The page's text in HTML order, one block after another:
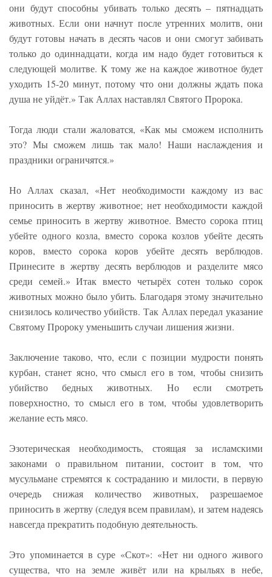
они будут способны убивать только десять – пятнадцать
животных. Если они начнут после утренних молитв, они
будут готовы начать в десять часов и они смогут забивать
только до одиннадцати, когда им надо будет готовиться к
следующей молитве. К тому же на каждое животное будет
уходить 15-20 минут, потому что они должны ждать пока
душа не уйдёт.» Так Аллах наставлял Святого Пророка.
Тогда люди стали жаловатся, «Как мы сможем исполнить
это? Мы сможем лишь так мало! Наши наслаждения и
праздники ограничятся.»
Но Аллах сказал, «Нет необходимости каждому из вас
приносить в жертву животное; нет необходимости каждой
семье приносить в жертву животное. Вместо сорока птиц
убейте одного козла, вместо сорока козлов убейте десять
коров, вместо сорока коров убейте десять верблюдов.
Принесите в жертву десять верблюдов и разделите мясо
среди семей.» Итак вместо четырёх сотен только сорок
животных можно было убить. Благодаря этому значительно
снизилось количество убийств. Так Аллах передал указание
Святому Пророку уменьшить случаи лишения жизни.
Заключение таково, что, если с позиции мудрости понять
курбан, станет ясно, что смысл его в том, чтобы снизить
убийство бедных животных. Но если смотреть
поверхностно, то смысл его в том, чтобы удовлетворить
желание есть мясо.
Эзотерическая необходимость, стоящая за исламскими
законами о правильном питании, состоит в том, что
мусульмане стремятся к состраданию и милости, в первую
очередь снижая количество животных, разрешаемое
приносить в жертву (следуя всем правилам), и затем надеясь
навсегда прекратить подобную деятельность.
Это упоминается в суре «Скот»: «Нет ни одного живого
существа, что на земле живёт или на крыльях в небе,